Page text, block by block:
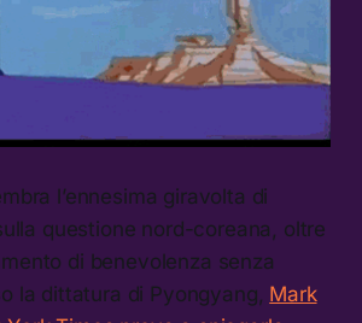
l’ennesima giravolta di
questione nord-coreana, oltre
di benevolenza senza
la dittatura di Pyongyang, Mark